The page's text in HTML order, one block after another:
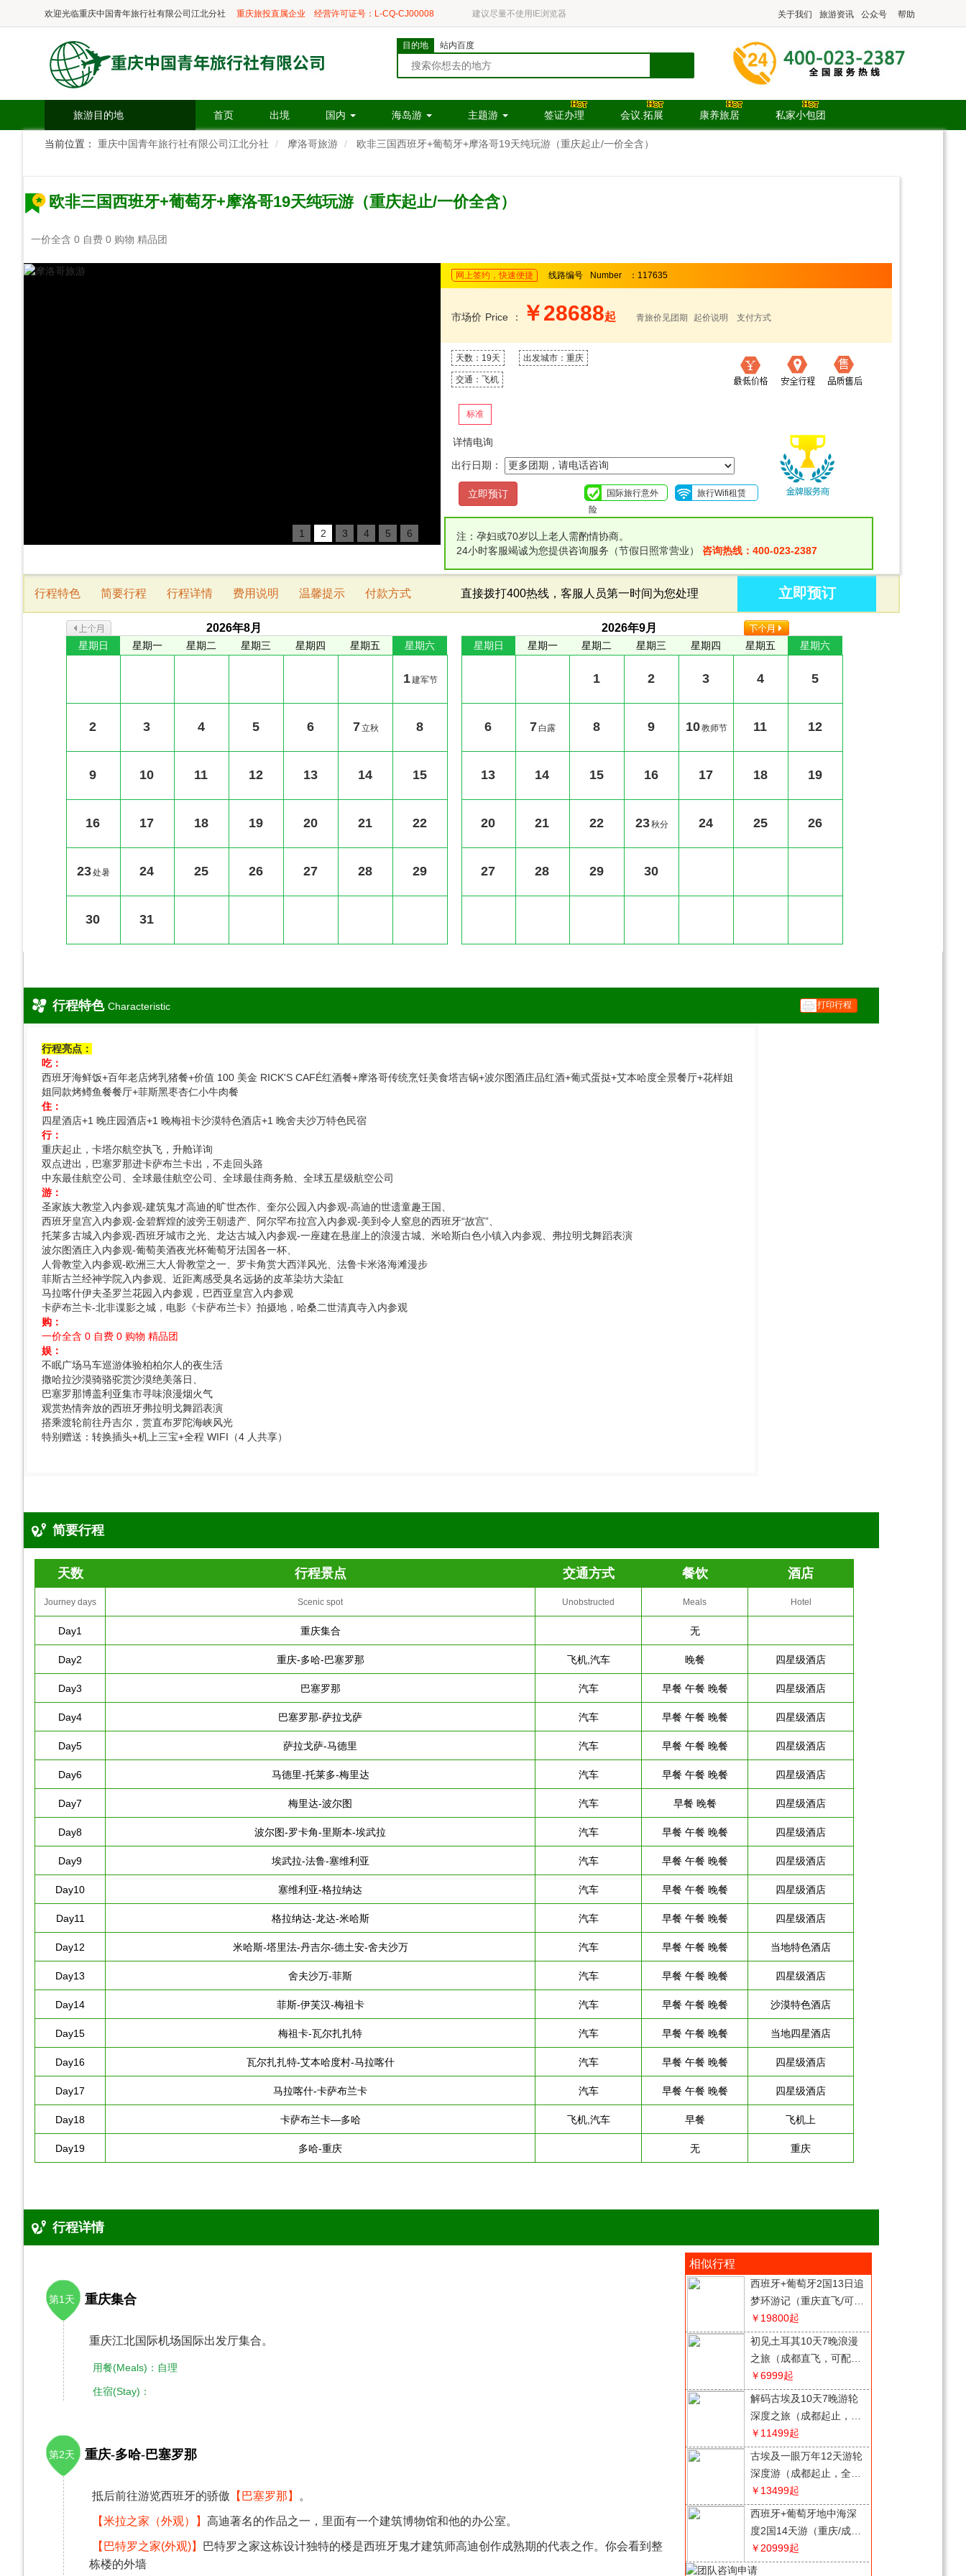
欢迎光临重庆中国青年旅行社有限公司江北分社 重庆旅投直属企业 经营许可证号：L-CQ-CJ00008 建议尽量不使用IE浏览器 关于我们 旅游资讯 公众号 帮助
目的地 站内百度
旅游目的地 首页 出境 国内 海岛游 主题游 签证办理 会议.拓展 康养旅居 私家小包团
当前位置： 重庆中国青年旅行社有限公司江北分社 摩洛哥旅游 欧非三国西班牙+葡萄牙+摩洛哥19天纯玩游（重庆起止/一价全含）
欧非三国西班牙+葡萄牙+摩洛哥19天纯玩游（重庆起止/一价全含）
一价全含 0 自费 0 购物 精品团
1 2 3 4 5 6
网上签约，快速便捷 线路编号 Number ：117635
市场价 Price ： ￥28688起 青旅价见团期 起价说明 支付方式
天数：19天 出发城市：重庆
交通：飞机
标准
详情电询
出行日期：
国际旅行意外
险
旅行Wifi租赁
注：孕妇或70岁以上老人需酌情协商。
24小时客服竭诚为您提供咨询服务（节假日照常营业） 咨询热线：400-023-2387
行程特色 简要行程 行程详情 费用说明 温馨提示 付款方式 直接拨打400热线，客服人员第一时间为您处理 立即预订
2026年8月
星期日 星期一 星期二 星期三 星期四 星期五 星期六
1建军节
2 3 4 5 6 7立秋 8
9 10 11 12 13 14 15
16 17 18 19 20 21 22
23处暑 24 25 26 27 28 29
30 31
2026年9月
星期日 星期一 星期二 星期三 星期四 星期五 星期六
1 2 3 4 5
6 7 白露 8 9 10教师节 11 12
13 14 15 16 17 18 19
20 21 22 23秋分 24 25 26
27 28 29 30
行程特色 Characteristic 打印行程
行程亮点：
吃：
西班牙海鲜饭+百年老店烤乳猪餐+价值 100 美金 RICK'S CAFÉ红酒餐+摩洛哥传统烹饪美食塔吉锅+波尔图酒庄品红酒+葡式蛋挞+艾本哈度全景餐厅+花样姐
姐同款烤鳟鱼餐餐厅+菲斯黑枣杏仁小牛肉餐
住：
四星酒店+1 晚庄园酒店+1 晚梅祖卡沙漠特色酒店+1 晚舍夫沙万特色民宿
行：
重庆起止，卡塔尔航空执飞，升舱详询
双点进出，巴塞罗那进卡萨布兰卡出，不走回头路
中东最佳航空公司、全球最佳航空公司、全球最佳商务舱、全球五星级航空公司
游：
圣家族大教堂入内参观-建筑鬼才高迪的旷世杰作、奎尔公园入内参观-高迪的世遗童趣王国、
西班牙皇宫入内参观-金碧辉煌的波旁王朝遗产、阿尔罕布拉宫入内参观-美到令人窒息的西班牙“故宫”、
托莱多古城入内参观-西班牙城市之光、龙达古城入内参观-一座建在悬崖上的浪漫古城、米哈斯白色小镇入内参观、弗拉明戈舞蹈表演
波尔图酒庄入内参观-葡萄美酒夜光杯葡萄牙法国各一杯、
人骨教堂入内参观-欧洲三大人骨教堂之一、罗卡角赏大西洋风光、法鲁卡米洛海滩漫步
菲斯古兰经神学院入内参观、近距离感受臭名远扬的皮革染坊大染缸
马拉喀什伊夫圣罗兰花园入内参观，巴西亚皇宫入内参观
卡萨布兰卡-北非谍影之城，电影《卡萨布兰卡》拍摄地，哈桑二世清真寺入内参观
购：
一价全含 0 自费 0 购物 精品团
娱：
不眠广场马车巡游体验柏柏尔人的夜生活
撒哈拉沙漠骑骆驼赏沙漠绝美落日、
巴塞罗那博盖利亚集市寻味浪漫烟火气
观赏热情奔放的西班牙弗拉明戈舞蹈表演
搭乘渡轮前往丹吉尔，赏直布罗陀海峡风光
特别赠送：转换插头+机上三宝+全程 WIFI（4 人共享）
简要行程
天数 行程景点 交通方式 餐饮 酒店
Journey days Scenic spot Unobstructed Meals Hotel
Day1 重庆集合 无
Day2 重庆-多哈-巴塞罗那 飞机,汽车 晚餐 四星级酒店
Day3 巴塞罗那 汽车 早餐 午餐 晚餐 四星级酒店
Day4 巴塞罗那-萨拉戈萨 汽车 早餐 午餐 晚餐 四星级酒店
Day5 萨拉戈萨-马德里 汽车 早餐 午餐 晚餐 四星级酒店
Day6 马德里-托莱多-梅里达 汽车 早餐 午餐 晚餐 四星级酒店
Day7 梅里达-波尔图 汽车 早餐 晚餐 四星级酒店
Day8 波尔图-罗卡角-里斯本-埃武拉 汽车 早餐 午餐 晚餐 四星级酒店
Day9 埃武拉-法鲁-塞维利亚 汽车 早餐 午餐 晚餐 四星级酒店
Day10 塞维利亚-格拉纳达 汽车 早餐 午餐 晚餐 四星级酒店
Day11 格拉纳达-龙达-米哈斯 汽车 早餐 午餐 晚餐 四星级酒店
Day12 米哈斯-塔里法-丹吉尔-德土安-舍夫沙万 汽车 早餐 午餐 晚餐 当地特色酒店
Day13 舍夫沙万-菲斯 汽车 早餐 午餐 晚餐 四星级酒店
Day14 菲斯-伊芙汉-梅祖卡 汽车 早餐 午餐 晚餐 沙漠特色酒店
Day15 梅祖卡-瓦尔扎扎特 汽车 早餐 午餐 晚餐 当地四星酒店
Day16 瓦尔扎扎特-艾本哈度村-马拉喀什 汽车 早餐 午餐 晚餐 四星级酒店
Day17 马拉喀什-卡萨布兰卡 汽车 早餐 午餐 晚餐 四星级酒店
Day18 卡萨布兰卡—多哈 飞机,汽车 早餐 飞机上
Day19 多哈-重庆 无 重庆
行程详情
第1天 重庆集合
重庆江北国际机场国际出发厅集合。
用餐(Meals)：自理
住宿(Stay)：
第2天 重庆-多哈-巴塞罗那
抵后前往游览西班牙的骄傲 【巴塞罗那】 。
【米拉之家（外观）】 高迪著名的作品之一，里面有一个建筑博物馆和他的办公室。
【巴特罗之家(外观)】
巴特罗之家这栋设计独特的楼是西班牙鬼才建筑师高迪创作成熟期的代表之作。你会看到整
栋楼的外墙
相似行程
西班牙+葡萄牙2国13日追
梦环游记（重庆直飞/可配
全国联运）
￥19800起
初见土耳其10天7晚浪漫
之旅（成都直飞，可配全
国联运）
￥6999起
解码古埃及10天7晚游轮
深度之旅（成都起止，可
配全国联运）
￥11499起
古埃及一眼万年12天游轮
深度游（成都起止，全国
联运）
￥13499起
西班牙+葡萄牙地中海深
度2国14天游（重庆/成都
直飞，可配全国联运）
￥20999起
欧洲法国+意大利+瑞士